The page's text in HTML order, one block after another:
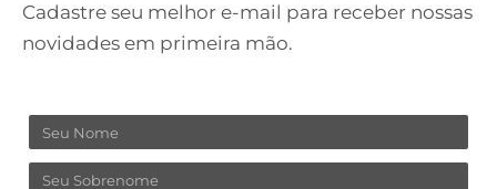
Cadastre seu melhor e-mail para receber nossas
novidades em primeira mão.
Nome
Sobrenome